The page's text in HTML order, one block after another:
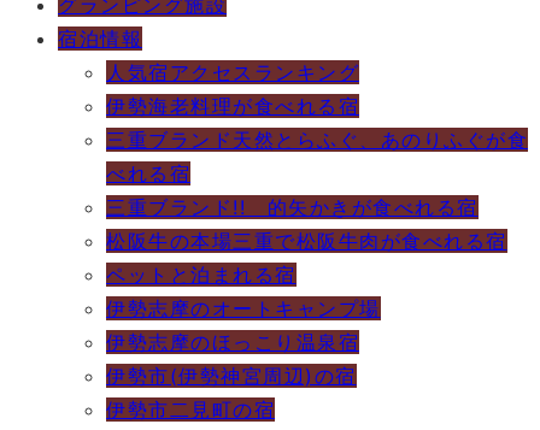
グランピング施設
宿泊情報
人気宿アクセスランキング
伊勢海老料理が食べれる宿
三重ブランド天然とらふぐ、あのりふぐが食
べれる宿
三重ブランド!! 的矢かきが食べれる宿
松阪牛の本場三重で松阪牛肉が食べれる宿
ペットと泊まれる宿
伊勢志摩のオートキャンプ場
伊勢志摩のほっこり温泉宿
伊勢市(伊勢神宮周辺)の宿
伊勢市二見町の宿